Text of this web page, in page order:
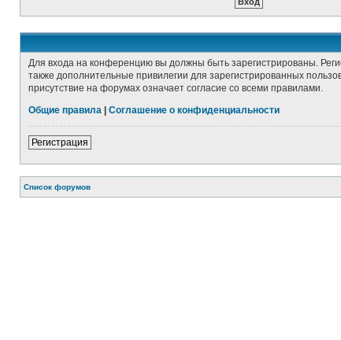
Для входа на конференцию вы должны быть зарегистрированы.
также дополнительные привилегии для зарегистрированных
присутствие на форумах означает согласие со всеми правилами.
Общие правила
Соглашение о конфиденциальности
Регистрация
Список форумов